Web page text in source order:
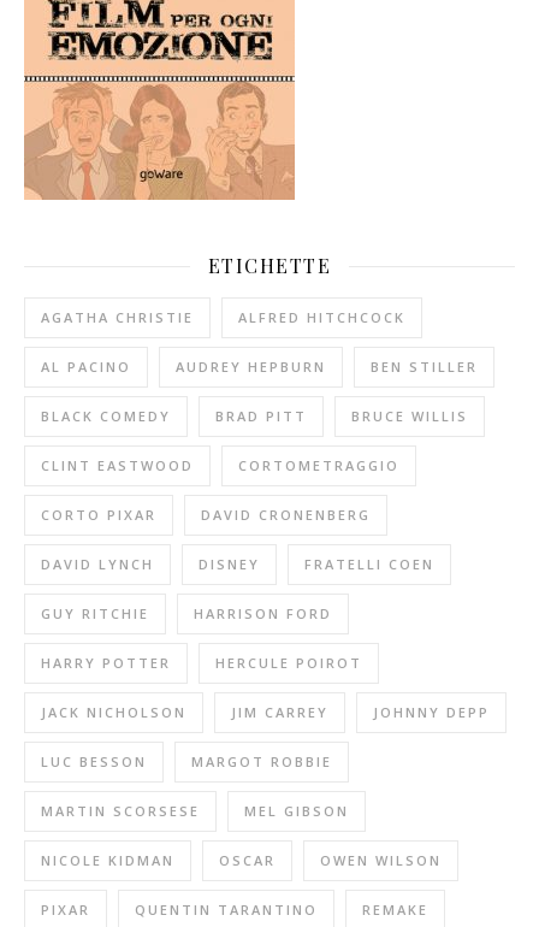
ETICHETTE
AGATHA CHRISTIE ALFRED HITCHCOCK
AL PACINO AUDREY HEPBURN BEN STILLER
BLACK COMEDY BRAD PITT BRUCE WILLIS
CLINT EASTWOOD CORTOMETRAGGIO
CORTO PIXAR DAVID CRONENBERG
DAVID LYNCH DISNEY FRATELLI COEN
GUY RITCHIE HARRISON FORD
HARRY POTTER HERCULE POIROT
JACK NICHOLSON JIM CARREY JOHNNY DEPP
LUC BESSON MARGOT ROBBIE
MARTIN SCORSESE MEL GIBSON
NICOLE KIDMAN OSCAR OWEN WILSON
PIXAR QUENTIN TARANTINO REMAKE